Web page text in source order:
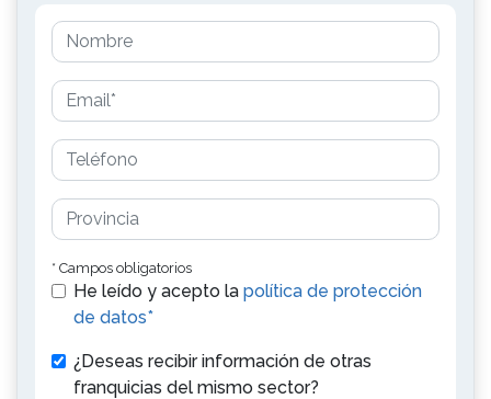
* Campos obligatorios
He leído y acepto la política de protección
de datos*
¿Deseas recibir información de otras
franquicias del mismo sector?